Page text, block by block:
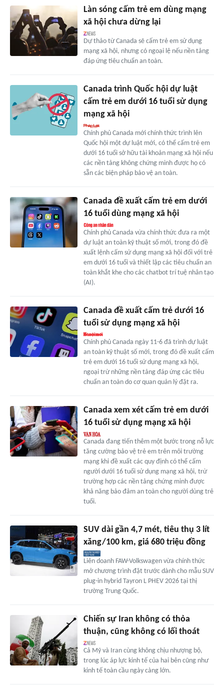
Làn sóng cấm trẻ em dùng mạng
xã hội chưa dừng lại
Dự thảo từ Canada sẽ cấm trẻ em sử dụng
mạng xã hội, nhưng có ngoại lệ nếu nền tảng
đáp ứng tiêu chuẩn an toàn.
Canada trình Quốc hội dự luật
cấm trẻ em dưới 16 tuổi sử dụng
mạng xã hội
Chính phủ Canada mới chính thức trình lên
Quốc hội một dự luật mới, có thể cấm trẻ em
dưới 16 tuổi sở hữu tài khoản mạng xã hội nếu
các nền tảng không chứng minh được họ có
sẵn các biện pháp bảo vệ an toàn.
Canada đề xuất cấm trẻ em dưới
16 tuổi dùng mạng xã hội
Chính phủ Canada vừa chính thức đưa ra một
dự luật an toàn kỹ thuật số mới, trong đó đề
xuất lệnh cấm sử dụng mạng xã hội đối với trẻ
em dưới 16 tuổi và thiết lập các tiêu chuẩn an
toàn khắt khe cho các chatbot trí tuệ nhân tạo
(AI).
Canada đề xuất cấm trẻ dưới 16
tuổi sử dụng mạng xã hội
Chính phủ Canada ngày 11-6 đã trình dự luật
an toàn kỹ thuật số mới, trong đó đề xuất cấm
trẻ em dưới 16 tuổi sử dụng mạng xã hội,
ngoại trừ những nền tảng đáp ứng các tiêu
chuẩn an toàn do cơ quan quản lý đặt ra.
Canada xem xét cấm trẻ em dưới
16 tuổi sử dụng mạng xã hội
Canada đang tiến thêm một bước trong nỗ lực
tăng cường bảo vệ trẻ em trên môi trường
mạng khi đề xuất các quy định có thể cấm
người dưới 16 tuổi sử dụng mạng xã hội, trừ
trường hợp các nền tảng chứng minh được
khả năng bảo đảm an toàn cho người dùng trẻ
tuổi.
SUV dài gần 4,7 mét, tiêu thụ 3 lít
xăng/100 km, giá 680 triệu đồng
Liên doanh FAW-Volkswagen vừa chính thức
mở chương trình đặt trước dành cho mẫu SUV
plug-in hybrid Tayron L PHEV 2026 tại thị
trường Trung Quốc.
Chiến sự Iran không có thỏa
thuận, cũng không có lối thoát
Cả Mỹ và Iran cùng không chịu nhượng bộ,
trong lúc áp lực kinh tế của hai bên cũng như
kinh tế toàn cầu ngày càng lớn.